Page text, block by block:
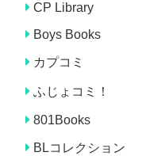
CP Library
Boys Books
カプコミ
ふじょコミ！
801Books
BLコレクション